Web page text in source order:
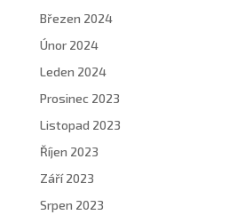
Březen 2024
Únor 2024
Leden 2024
Prosinec 2023
Listopad 2023
Říjen 2023
Září 2023
Srpen 2023